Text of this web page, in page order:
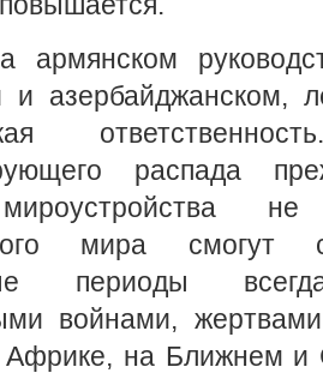
армянском
и азербайджанском,
распада
не
мира смогут
периоды
войнами,
Африке, на Ближнем